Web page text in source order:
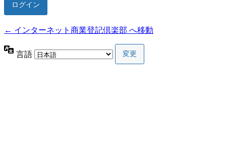
← インターネット商業登記倶楽部 へ移動
言語